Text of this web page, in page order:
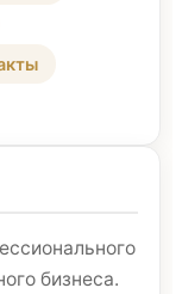
бизнеса.